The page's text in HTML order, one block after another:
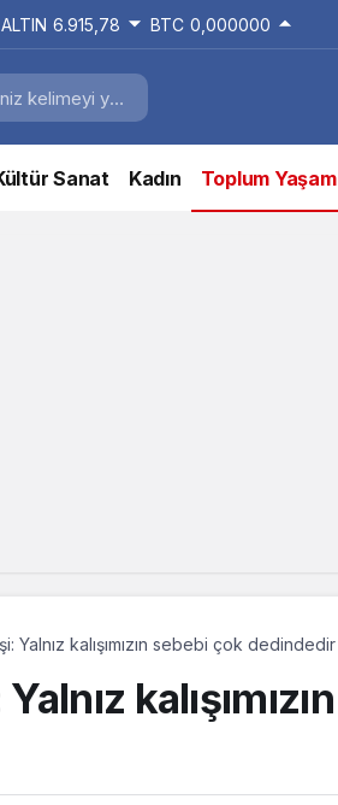
6.915,78 BTC 0,000000
Sanat Kadın Toplum Yaşam
Yalnız kalışımızın sebebi çok dedindedir
kalışımızın